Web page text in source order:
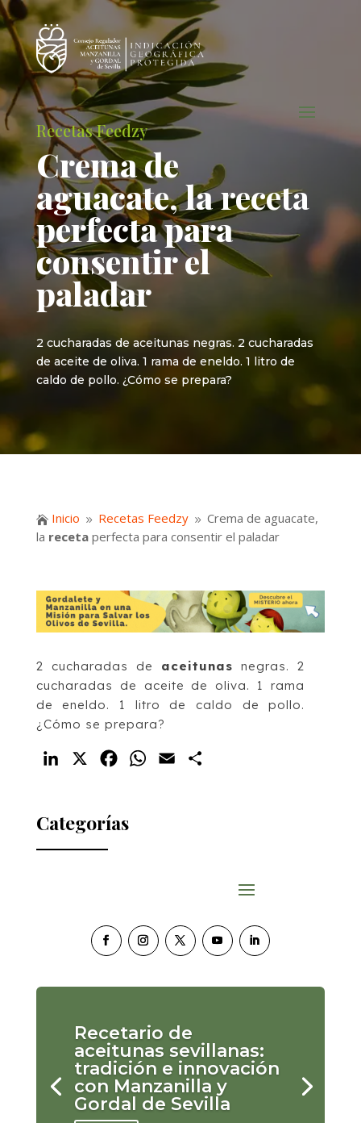
Recetas Feedzy
Crema de
aguacate, lareceta
perfecta para
consentir el
paladar
2 cucharadas de aceitunas negras. 2 cucharadas
de aceite de oliva. 1 rama de eneldo. 1 litro de
caldo de pollo. ¿Cómo se prepara?
 Inicio 9 Recetas Feedzy 9 Crema de aguacate,
la recetaperfecta para consentir el paladar
2 cucharadas de aceitunas negras. 2
cucharadas de aceite de oliva. 1 rama
de eneldo. 1 litro de caldo de pollo.
¿Cómo se prepara?
LinkedIn FacebookWhatsApp
Email
Categorías
Recetario de
aceitunas sevillanas:
tradición e innovación
con Manzanilla y
Gordal de Sevilla